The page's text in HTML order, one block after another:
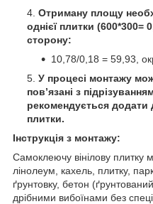
Отриману площу
однієї плитки (600*300=
сторону:
10,78/0,18 = 59,93,
У процесі монтажу
пов’язані з
рекомендується додати
плитки.
Інструкція з монтажу:
Самоклеючу вінілову плитку
лінолеум, кахель, плитку,
ґрунтовку, бетон
дрібними вибоїнами без